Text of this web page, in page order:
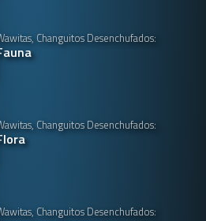
Changuitos Desenchufados:
Changuitos Desenchufados:
Changuitos Desenchufados: